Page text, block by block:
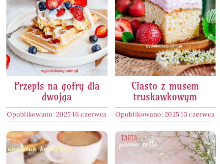
Przepis na gofry dla
dwojga
Opublikowano: 2025 16 czerwca
Ciasto z musem
truskawkowym
Opublikowano: 2025 13 czerwca